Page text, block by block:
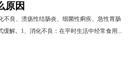
原因
不良、溃疡性结肠炎、细菌性痢疾、急性胃肠
解。1、消化不良：在平时生活中经常食用...